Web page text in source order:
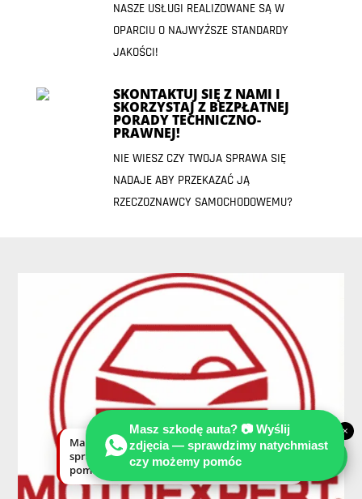
NASZE USŁUGI REALIZOWANE SĄ W
OPARCIU O NAJWYŻSZE STANDARDY
JAKOŚCI!
SKONTAKTUJ SIĘ Z NAMI I
SKORZYSTAJ Z BEZPŁATNEJ
PORADY TECHNICZNO-
PRAWNEJ!
NIE WIESZ CZY TWOJA SPRAWA SIĘ
NADAJE ABY PRZEKAZAĆ JĄ
RZECZOZNAWCY SAMOCHODOWEMU?
Masz szkodę auta? 📷 Wyślij
zdjęcia — sprawdzimy natychmiast
czy możemy pomóc
×
Masz szkodę auta? Wyślij zdjęcia —
sprawdzimy natychmiast, czy możemy
pomóc.